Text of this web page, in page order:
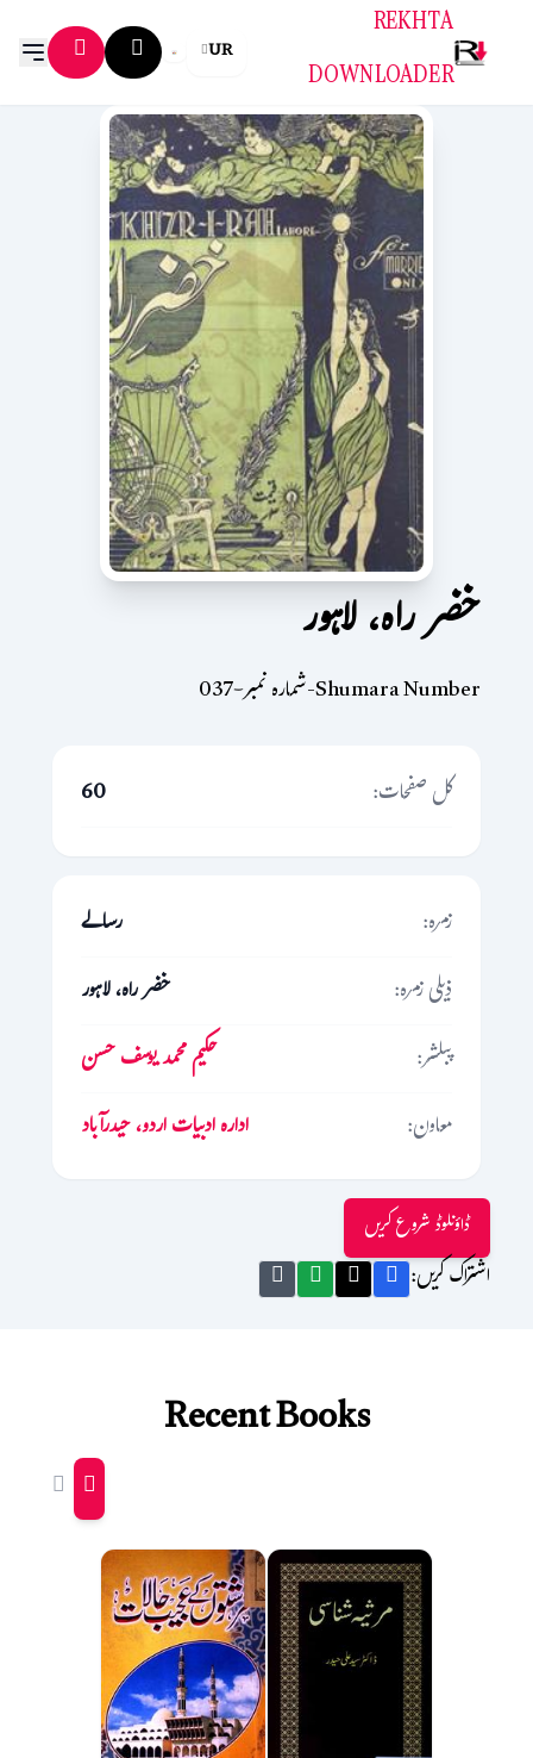
REKHTA
DOWNLOADER
UR
خضر راہ، لاہور
Shumara Number-شمارہ نمبر-037
کل صفحات:
60
زمرہ:
رسالے
ذیلی زمرہ:
خضر راہ، لاہور
پبلشر:
حکیم محمد یوسف حسن
معاون:
ادارہ ادبیات اردو، حیدرآباد
ڈاؤنلوڈ شروع کریں
اشتراک کریں:
Recent Books